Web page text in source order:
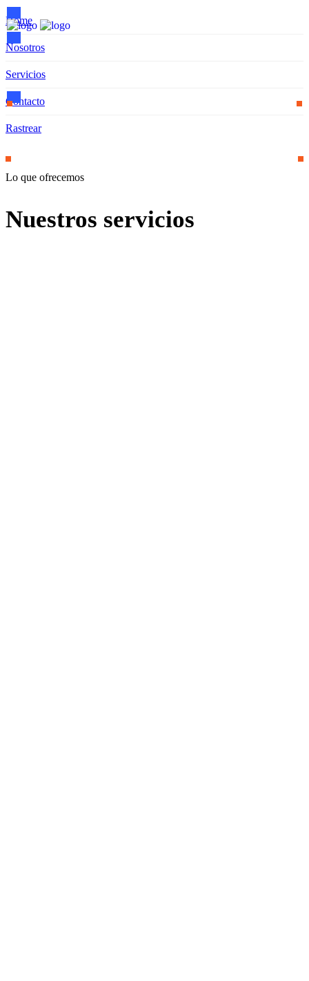
Home
Nosotros
Servicios
Contacto
Rastrear
Lo que ofrecemos
Nuestros servicios